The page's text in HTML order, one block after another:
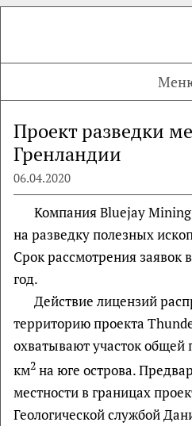
Проект разведки
Гренландии
06.04.2020
Компания Bluejay
на разведку полезных
Cрок рассмотрения заявок
год.
Действие лицензий
территорию проекта
охватывают участок
км2 на юге острова.
местности в границах
Геологической службой